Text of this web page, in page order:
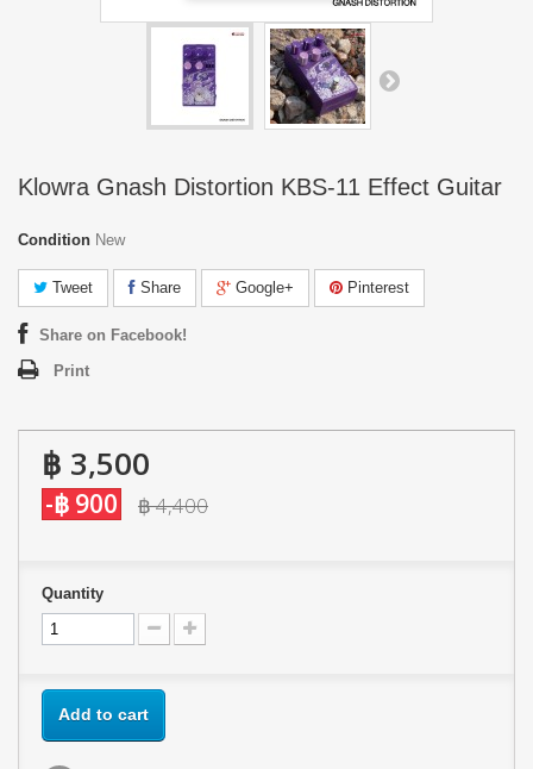
Klowra Gnash Distortion KBS-11 Effect Guitar
Condition New
Tweet Share Google+ Pinterest
Share on Facebook!
Print
฿ 3,500
-฿ 900 ฿ 4,400
Quantity
Add to cart